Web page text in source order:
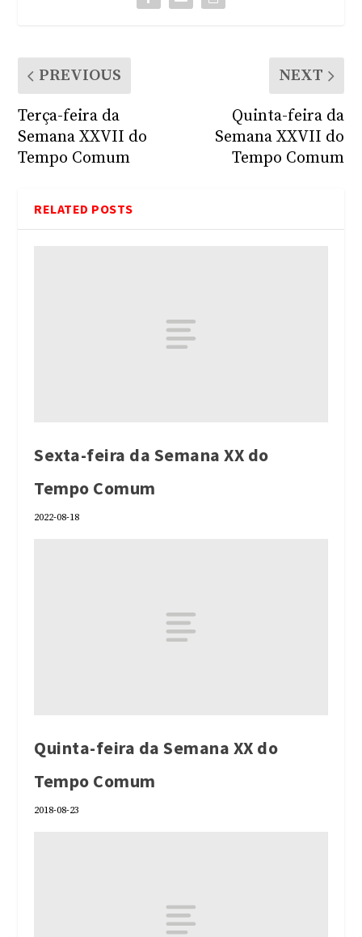
PREVIOUS
Terça-feira da
Semana XXVII do
Tempo Comum
NEXT
Quinta-feira da
Semana XXVII do
Tempo Comum
RELATED POSTS
Sexta-feira da Semana XX do
Tempo Comum
2022-08-18
Quinta-feira da Semana XX do
Tempo Comum
2018-08-23